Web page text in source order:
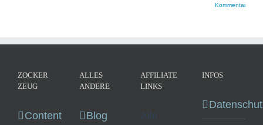
Kommentare
ZOCKER
ZEUG
Content
ALLES
ANDERE
Blog
AFFILIATE
LINKS
Alle
INFOS